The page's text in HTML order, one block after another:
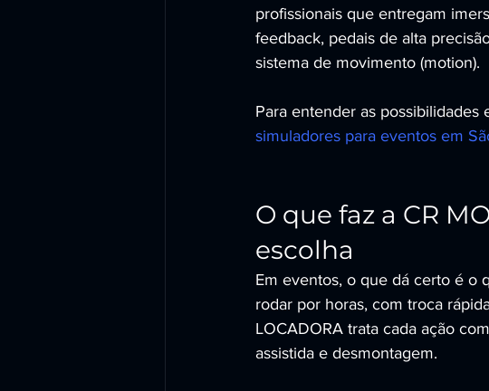
profissionais que entregam
feedback, pedais de alta
sistema de movimento (motion).
Para entender as possibilidades
simuladores para eventos em
O que faz a CR
escolha
Em eventos, o que dá certo é o
rodar por horas, com troca
LOCADORA trata cada ação
assistida e desmontagem.